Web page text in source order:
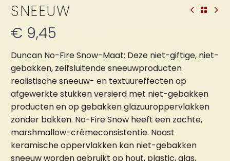
SNEEUW
€ 9,45
Duncan No-Fire Snow-Maat: Deze niet-giftige, niet-
gebakken, zelfsluitende sneeuwproducten
realistische sneeuw- en textuureffecten op
afgewerkte stukken versierd met niet-gebakken
producten en op gebakken glazuuroppervlakken
zonder bakken. No-Fire Snow heeft een zachte,
marshmallow-crèmeconsistentie. Naast
keramische oppervlakken kan niet-gebakken
sneeuw worden gebruikt op hout, plastic, glas,